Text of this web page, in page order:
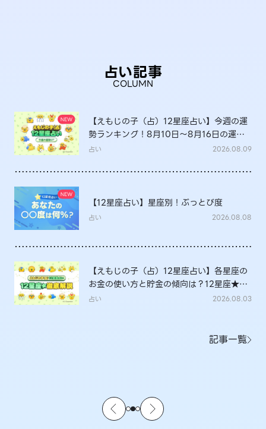
占い記事
COLUMN
【えもじの子（占）12星座占い】今週の運
勢ランキング！8月10日～8月16日の運勢
は？
占い 2026.08.09
【12星座占い】星座別！ぶっとび度
占い 2026.08.08
【えもじの子（占）12星座占い】各星座の
お金の使い方と貯金の傾向は？12星座★徹
底解説
占い 2026.08.03
記事一覧